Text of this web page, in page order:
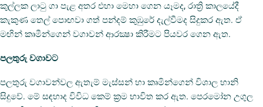
කුල්ලක ලාටු ගා පැළ අතර එහා මෙහා ගෙන යෑමද, රාත්‍රි කාලයේදී
කැකුණ තෙල් පොඟවා ගත් පන්දම් කුඹුරේ දැල්වීමද සිදුකර ඇත. ඒ
මඟින් කෘමීන්ගෙන් වගාවන් ආරක්‍ෂා කිරීමට පියවර ගෙන ඇත.
පලතුරු වගාවට
පලතුරු වගාවන්වල ඇතැම් මැස්සන් හා කෘමින්ගෙන් විශාල හානි
සිදුවේ. මේ සඳහාද විවිධ කෙම් ක්‍රම භාවිත කර ඇත. පෙරමෝන උගුල